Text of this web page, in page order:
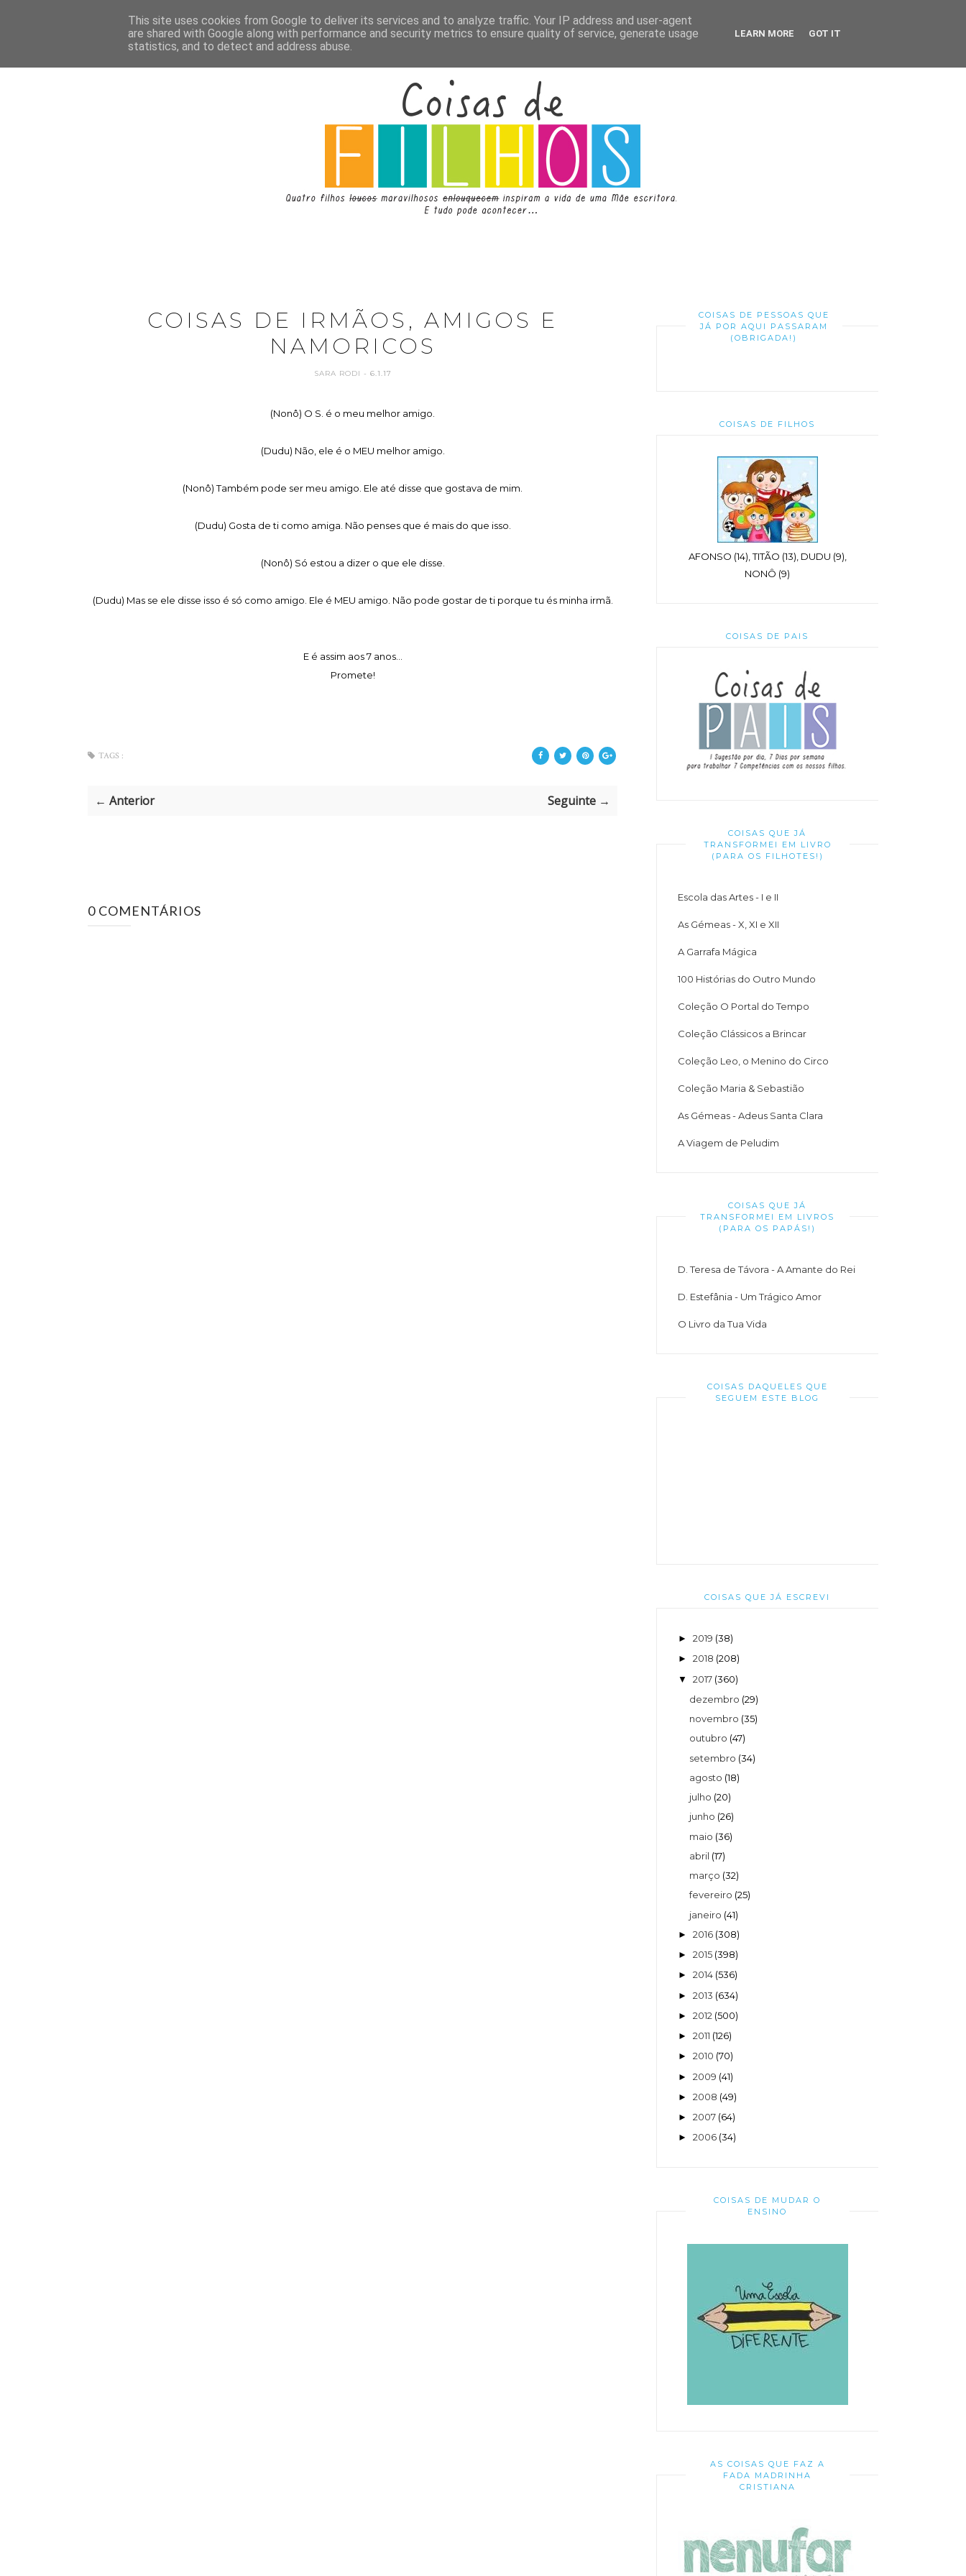
COISAS DE IRMÃOS, AMIGOS E
NAMORICOS
SARA RODI - 6.1.17
(Nonô) O S. é o meu melhor amigo.
(Dudu) Não, ele é o MEU melhor amigo.
(Nonô) Também pode ser meu amigo. Ele até disse que gostava de mim.
(Dudu) Gosta de ti como amiga. Não penses que é mais do que isso.
(Nonô) Só estou a dizer o que ele disse.
(Dudu) Mas se ele disse isso é só como amigo. Ele é MEU amigo. Não pode gostar de ti porque tu és minha irmã.
E é assim aos 7 anos...
Promete!
TAGS :
← Anterior Seguinte →
0 COMENTÁRIOS
COISAS DE PESSOAS QUE
JÁ POR AQUI PASSARAM
(OBRIGADA!)
COISAS DE FILHOS
AFONSO (14), TITÃO (13), DUDU (9),
NONÔ (9)
COISAS DE PAIS
COISAS QUE JÁ
TRANSFORMEI EM LIVRO
(PARA OS FILHOTES!)
Escola das Artes - I e II
As Gémeas - X, XI e XII
A Garrafa Mágica
100 Histórias do Outro Mundo
Coleção O Portal do Tempo
Coleção Clássicos a Brincar
Coleção Leo, o Menino do Circo
Coleção Maria & Sebastião
As Gémeas - Adeus Santa Clara
A Viagem de Peludim
COISAS QUE JÁ
TRANSFORMEI EM LIVROS
(PARA OS PAPÁS!)
D. Teresa de Távora - A Amante do Rei
D. Estefânia - Um Trágico Amor
O Livro da Tua Vida
COISAS DAQUELES QUE
SEGUEM ESTE BLOG
COISAS QUE JÁ ESCREVI
► 2019 (38)
► 2018 (208)
▼ 2017 (360)
dezembro (29)
novembro (35)
outubro (47)
setembro (34)
agosto (18)
julho (20)
junho (26)
maio (36)
abril (17)
março (32)
fevereiro (25)
janeiro (41)
► 2016 (308)
► 2015 (398)
► 2014 (536)
► 2013 (634)
► 2012 (500)
► 2011 (126)
► 2010 (70)
► 2009 (41)
► 2008 (49)
► 2007 (64)
► 2006 (34)
COISAS DE MUDAR O
ENSINO
AS COISAS QUE FAZ A
FADA MADRINHA
CRISTIANA
This site uses cookies from Google to deliver its services and to analyze traffic. Your IP address and user-agent
are shared with Google along with performance and security metrics to ensure quality of service, generate usage
statistics, and to detect and address abuse.
LEARN MORE GOT IT